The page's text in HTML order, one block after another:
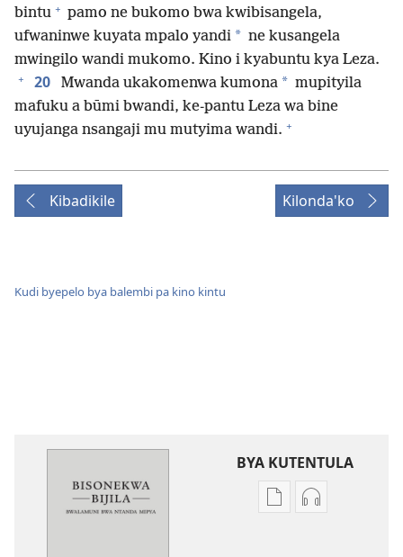
bintu + pamo ne bukomo bwa kwibisangela,
ufwaninwe kuyata mpalo yandi * ne kusangela
mwingilo wandi mukomo. Kino i kyabuntu kya Leza.
+ 20 Mwanda ukakomenwa kumona * mupityila
mafuku a būmi bwandi, ke-pantu Leza wa bine
uyujanga nsangaji mu mutyima wandi. +
Kibadikile Kilonda'ko
Kudi byepelo bya balembi pa kino kintu
BYA KUTENTULA
MisweloMiswelo